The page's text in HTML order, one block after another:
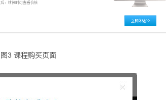
图3 课程购买页面